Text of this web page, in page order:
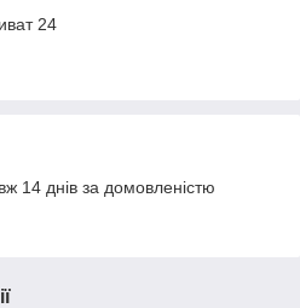
24
14 днів за домовленістю